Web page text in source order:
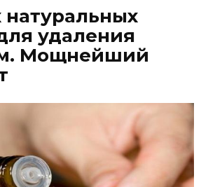
удаления
Мощнейший